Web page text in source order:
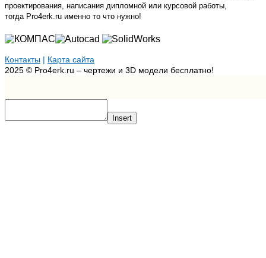
проектирования, написания дипломной или курсовой работы,
тогда Pro4erk.ru именно то что нужно!
Контакты | Карта сайта
2025 © Pro4erk.ru – чертежи и 3D модели бесплатно!
Insert